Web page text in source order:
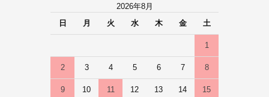
2026年8月
日
月 火 水 木 金 土
1
2 3 4 5 6 7 8
9 10 11 12 13 14 15